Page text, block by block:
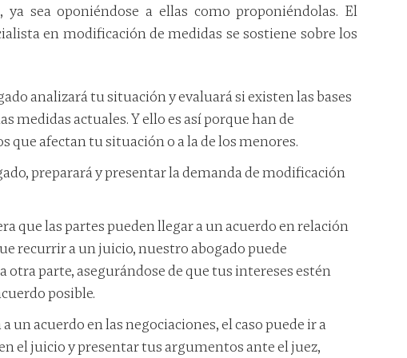
sea oponiéndose a ellas como proponiéndolas. El
en modificación de medidas se sostiene sobre los
analizará tu situación y evaluará si existen las bases
medidas actuales. Y ello es así porque han de
afectan tu situación o a la de los menores.
preparará y presentar la demanda de modificación
que las partes pueden llegar a un acuerdo en relación
recurrir a un juicio, nuestro abogado puede
otra parte, asegurándose de que tus intereses estén
posible.
un acuerdo en las negociaciones, el caso puede ir a
el juicio y presentar tus argumentos ante el juez,